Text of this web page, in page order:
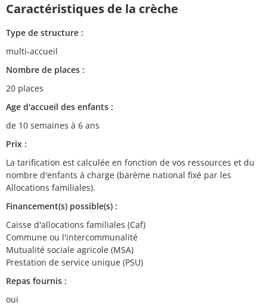
Caractéristiques de la crèche
Type de structure :
multi-accueil
Nombre de places :
20 places
Age d'accueil des enfants :
de 10 semaines à 6 ans
Prix :
La tarification est calculée en fonction de vos ressources et du
nombre d'enfants à charge (barème national fixé par les
Allocations familiales).
Financement(s) possible(s) :
Caisse d'allocations familiales (Caf)
Commune ou l'intercommunalité
Mutualité sociale agricole (MSA)
Prestation de service unique (PSU)
Repas fournis :
oui